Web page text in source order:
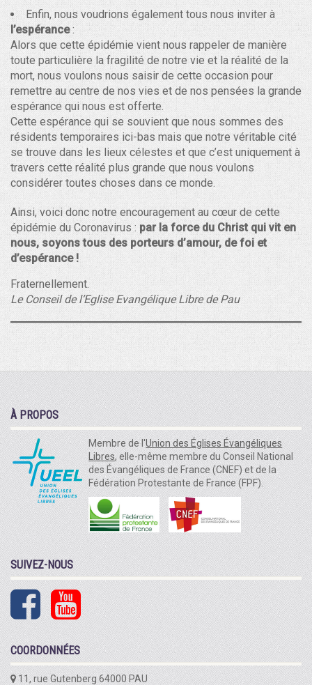
Enfin, nous voudrions également tous nous inviter à
l’espérance:
Alors que cette épidémie vient nous rappeler de manière
toute particulière la fragilité de notre vie et la réalité de la
mort, nous voulons nous saisir de cette occasion pour
remettre au centre de nos vies et de nos pensées la grande
espérance qui nous est offerte.
Cette espérance qui se souvient que nous sommes des
résidents temporaires ici-bas mais que notre véritable cité
se trouve dans les lieux célestes et que c’est uniquement à
travers cette réalité plus grande que nous voulons
considérer toutes choses dans ce monde.
Ainsi, voici donc notre encouragement au cœur de cette
épidémie du Coronavirus : par la force du Christ qui vit en
nous, soyons tous des porteurs d’amour, de foi et
d’espérance !
Fraternellement.
Le Conseil de l’Eglise Evangélique Libre de Pau
À PROPOS
Membre de l'Union des Églises Évangéliques
Libres, elle-même membre du Conseil National
des Évangéliques de France (CNEF) et de la
Fédération Protestante de France (FPF).
SUIVEZ-NOUS
COORDONNÉES
11, rue Gutenberg 64000 PAU